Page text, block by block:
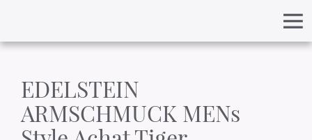
EDELSTEIN
ARMSCHMUCK MENs